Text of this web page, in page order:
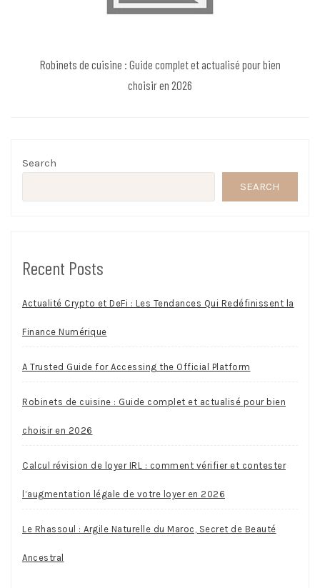
Robinets de cuisine : Guide complet et actualisé pour bien
choisir en 2026
Search
SEARCH
Recent Posts
Actualité Crypto et DeFi : Les Tendances Qui Redéfinissent la
Finance Numérique
A Trusted Guide for Accessing the Official Platform
Robinets de cuisine : Guide complet et actualisé pour bien
choisir en 2026
Calcul révision de loyer IRL : comment vérifier et contester
l’augmentation légale de votre loyer en 2026
Le Rhassoul : Argile Naturelle du Maroc, Secret de Beauté
Ancestral